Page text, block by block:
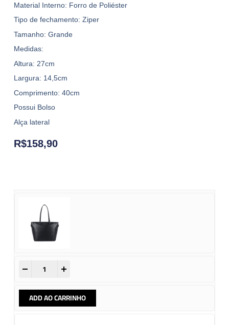
Material Interno: Forro de Poliéster
Tipo de fechamento: Ziper
Tamanho: Grande
Medidas:
Altura: 27cm
Largura: 14,5cm
Comprimento: 40cm
Possui Bolso
Alça lateral
R$158,90
ADD AO CARRINHO